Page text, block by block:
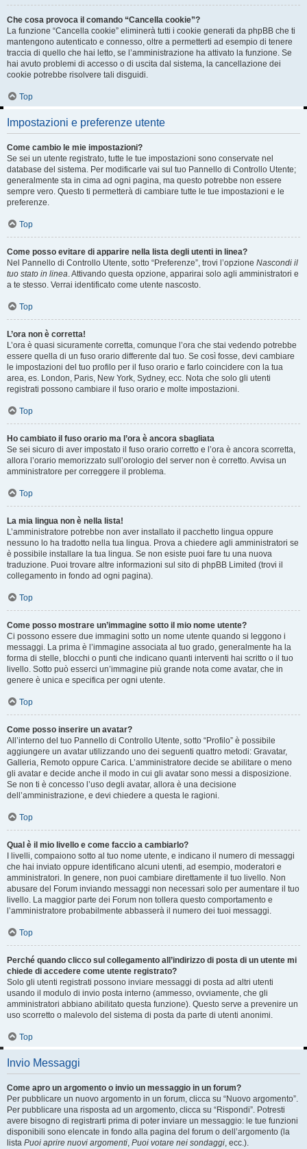
Che cosa provoca il comando “Cancella cookie”?
La funzione “Cancella cookie” eliminerà tutti i cookie generati da phpBB che ti
mantengono autenticato e connesso, oltre a permetterti ad esempio di tenere
traccia di quello che hai letto, se l’amministrazione ha attivato la funzione. Se
hai avuto problemi di accesso o di uscita dal sistema, la cancellazione dei
cookie potrebbe risolvere tali disguidi.
Top
Impostazioni e preferenze utente
Come cambio le mie impostazioni?
Se sei un utente registrato, tutte le tue impostazioni sono conservate nel
database del sistema. Per modificarle vai sul tuo Pannello di Controllo Utente;
generalmente sta in cima ad ogni pagina, ma questo potrebbe non essere
sempre vero. Questo ti permetterà di cambiare tutte le tue impostazioni e le
preferenze.
Top
Come posso evitare di apparire nella lista degli utenti in linea?
Nel Pannello di Controllo Utente, sotto “Preferenze”, trovi l’opzione Nascondi il
tuo stato in linea . Attivando questa opzione, apparirai solo agli amministratori e
a te stesso. Verrai identificato come utente nascosto.
Top
L’ora non è corretta!
L’ora è quasi sicuramente corretta, comunque l’ora che stai vedendo potrebbe
essere quella di un fuso orario differente dal tuo. Se così fosse, devi cambiare
le impostazioni del tuo profilo per il fuso orario e farlo coincidere con la tua
area, es. London, Paris, New York, Sydney, ecc. Nota che solo gli utenti
registrati possono cambiare il fuso orario e molte impostazioni.
Top
Ho cambiato il fuso orario ma l’ora è ancora sbagliata
Se sei sicuro di aver impostato il fuso orario corretto e l’ora è ancora scorretta,
allora l’orario memorizzato sull’orologio del server non è corretto. Avvisa un
amministratore per correggere il problema.
Top
La mia lingua non è nella lista!
L’amministratore potrebbe non aver installato il pacchetto lingua oppure
nessuno lo ha tradotto nella tua lingua. Prova a chiedere agli amministratori se
è possibile installare la tua lingua. Se non esiste puoi fare tu una nuova
traduzione. Puoi trovare altre informazioni sul sito di phpBB Limited (trovi il
collegamento in fondo ad ogni pagina).
Top
Come posso mostrare un’immagine sotto il mio nome utente?
Ci possono essere due immagini sotto un nome utente quando si leggono i
messaggi. La prima è l’immagine associata al tuo grado, generalmente ha la
forma di stelle, blocchi o punti che indicano quanti interventi hai scritto o il tuo
livello. Sotto può esserci un’immagine più grande nota come avatar, che in
genere è unica e specifica per ogni utente.
Top
Come posso inserire un avatar?
All’interno del tuo Pannello di Controllo Utente, sotto “Profilo” è possibile
aggiungere un avatar utilizzando uno dei seguenti quattro metodi: Gravatar,
Galleria, Remoto oppure Carica. L’amministratore decide se abilitare o meno
gli avatar e decide anche il modo in cui gli avatar sono messi a disposizione.
Se non ti è concesso l’uso degli avatar, allora è una decisione
dell’amministrazione, e devi chiedere a questa le ragioni.
Top
Qual è il mio livello e come faccio a cambiarlo?
I livelli, compaiono sotto al tuo nome utente, e indicano il numero di messaggi
che hai inviato oppure identificano alcuni utenti, ad esempio, moderatori e
amministratori. In genere, non puoi cambiare direttamente il tuo livello. Non
abusare del Forum inviando messaggi non necessari solo per aumentare il tuo
livello. La maggior parte dei Forum non tollera questo comportamento e
l’amministratore probabilmente abbasserà il numero dei tuoi messaggi.
Top
Perché quando clicco sul collegamento all’indirizzo di posta di un utente mi
chiede di accedere come utente registrato?
Solo gli utenti registrati possono inviare messaggi di posta ad altri utenti
usando il modulo di invio posta interno (ammesso, ovviamente, che gli
amministratori abbiano abilitato questa funzione). Questo serve a prevenire un
uso scorretto o malevolo del sistema di posta da parte di utenti anonimi.
Top
Invio Messaggi
Come apro un argomento o invio un messaggio in un forum?
Per pubblicare un nuovo argomento in un forum, clicca su “Nuovo argomento”.
Per pubblicare una risposta ad un argomento, clicca su “Rispondi”. Potresti
avere bisogno di registrarti prima di poter inviare un messaggio: le tue funzioni
disponibili sono elencate in fondo alla pagina del forum o dell’argomento (la
lista Puoi aprire nuovi argomenti Puoi votare nei sondaggi , ecc.).